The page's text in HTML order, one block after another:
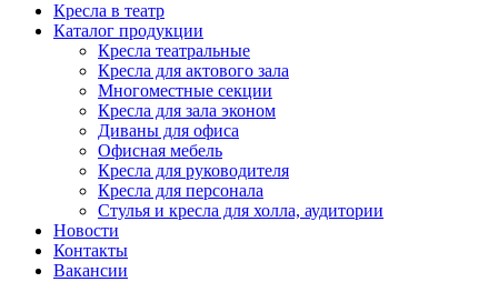
Кресла в театр
Каталог продукции
Кресла театральные
Кресла для актового зала
Многоместные секции
Кресла для зала эконом
Диваны для офиса
Офисная мебель
Кресла для руководителя
Кресла для персонала
Стулья и кресла для холла, аудитории
Новости
Контакты
Вакансии